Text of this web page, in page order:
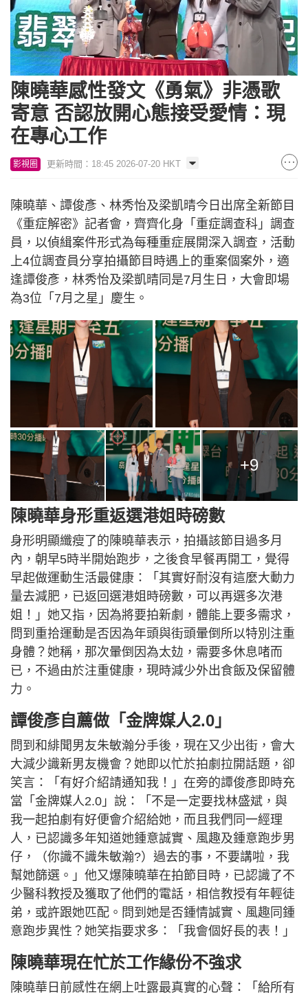
Unmute Loaded
6.84%
陳曉華感性發文《勇氣》非憑歌
寄意 否認放開心態接受愛情：現
在專心工作
影視圈 更新時間：18:45 2026-07-20 HKT
陳曉華、譚俊彥、林秀怡及梁凱晴今日出席全新節目
《重症解密》記者會，齊齊化身「重症調查科」調查
員，以偵緝案件形式為每種重症展開深入調查，活動
上4位調查員分享拍攝節目時遇上的重案個案外，適
逢譚俊彥，林秀怡及梁凱晴同是7月生日，大會即場
為3位「7月之星」慶生。
+9
陳曉華身形重返選港姐時磅數
身形明顯纖瘦了的陳曉華表示，拍攝該節目過多月
內，朝早5時半開始跑步，之後食早餐再開工，覺得
早起做運動生活最健康：「其實好耐沒有這麼大動力
量去減肥，已返回選港姐時磅數，可以再選多次港
姐！」她又指，因為將要拍新劇，體能上要多需求，
問到重拾運動是否因為年頭與街頭暈倒所以特別注重
身體？她稱，那次暈倒因為太攰，需要多休息啫而
已，不過由於注重健康，現時減少外出食飯及保留體
力。
譚俊彥自薦做「金牌媒人2.0」
問到和緋聞男友朱敏瀚分手後，現在又少出街，會大
大減少識新男友機會？她即以忙於拍劇拉開話題，卻
笑言：「有好介紹請通知我！」在旁的譚俊彥即時充
當「金牌媒人2.0」說：「不是一定要找林盛斌，與
我一起拍劇有好便會介紹給她，而且我們同一經理
人，已認識多年知道她鍾意誠實、風趣及鍾意跑步男
仔，（你識不識朱敏瀚?）過去的事，不要講啦，我
幫她篩選。」他又爆陳曉華在拍節目時，已認識了不
少醫科教授及獲取了他們的電話，相信教授有年輕徒
弟，或許跟她匹配。問到她是否鍾情誠實、風趣同鍾
意跑步異性？她笑指要求多：「我會個好長的表！」
陳曉華現在忙於工作緣份不強求
陳曉華日前感性在網上吐露最真實的心聲：「給所有